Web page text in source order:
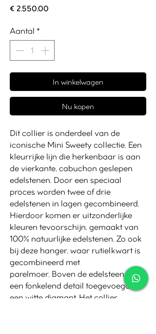
€ 2.550,00
Aantal *
In winkelwagen
Nu kopen
Dit collier is onderdeel van de
iconische Mini Sweety collectie. Een
kleurrijke lijn die herkenbaar is aan
de vierkante, cabuchon geslepen
edelstenen. Door een speciaal
proces worden twee of drie
edelstenen in lagen gecombineerd.
Hierdoor komen er uitzonderlijke
kleuren tevoorschijn, gemaakt van
100% natuurlijke edelstenen. Zo ook
bij deze hanger, waar rutielkwart is
gecombineerd met
parelmoer. Boven de edelsteen is
een fonkelend detail toegevoegd;
een witte diamant. Het collier